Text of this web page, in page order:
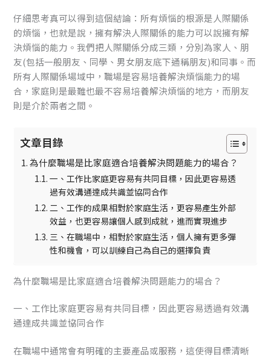
仔細思考真可以得到這個結論：所有煩惱的根源是人際關係
的煩惱，也就是說，擁有解決人際關係的能力可以說擁有解
決煩惱的能力 。我們把人際關係分成三類，分別為家人、朋
友(包括一般朋友、同學、男女朋友底下通稱朋友)和同事。而
所有人際關係場域中，職場是容易培養解決煩惱能力的場
合 ，家庭則是最難也最不容易培養解決煩惱的地方，而朋友
則是介於兩者之間。
文章目錄
為什麼職場是比家庭適合培養解決問題能力的場合？
一、工作比家庭更容易有共同目標，因此更容易透
過有效溝通達成共識並協同合作
二、工作的成果相對於家庭生活，更容易產生外部
效益，也更容易讓個人感到成就，進而實現進步
三、在職場中，相對於家庭生活，個人擁有更多彈
性和機會，可以訓練自己為自己的選擇負責
為什麼職場是比家庭適合培養解決問題能力的場合？
一、工作比家庭更容易有共同目標，因此更容易透過有效溝
通達成共識並協同合作
在職場中通常會有明確的主要產品或服務，這使得目標清晰